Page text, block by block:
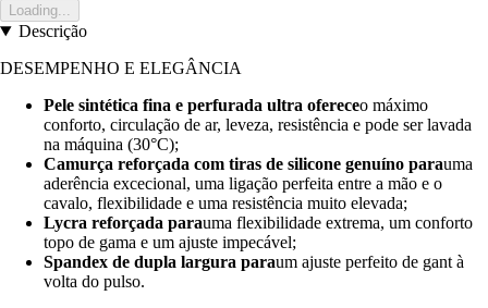
Loading...
Descrição
DESEMPENHO E ELEGÂNCIA
Pele sintética fina e perfurada ultra ofereceo máximo
conforto, circulação de ar, leveza, resistência e pode ser lavada
na máquina (30°C);
Camurça reforçada com tiras de silicone genuíno parauma
aderência excecional, uma ligação perfeita entre a mão e o
cavalo, flexibilidade e uma resistência muito elevada;
Lycra reforçada parauma flexibilidade extrema, um conforto
topo de gama e um ajuste impecável;
Spandex de dupla largura paraum ajuste perfeito de gant à
volta do pulso.